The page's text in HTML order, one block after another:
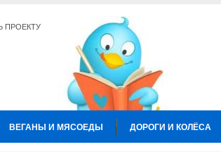
ПРОЕКТУ
ВЕГАНЫ И МЯСОЕДЫ ДОРОГИ И КОЛЁСА